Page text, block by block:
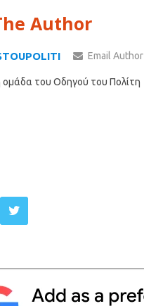
Author
Email Author
ομάδα του Οδηγού του Πολίτη